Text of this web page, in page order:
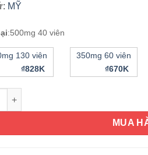
MỸ
:500mg 40 viên
130 viên
₫828K
350mg 60 viên
₫670K
thể (dầu tôm) Schiff MegaRed
MUA